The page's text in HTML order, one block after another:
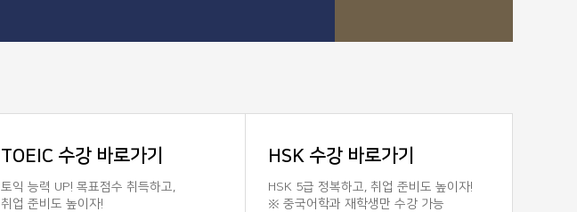
공고합니다. 유능한 인재들의 많은 지원 바랍니다.-
채용직렬 및 인원공업8급(일반기계)...
.□ 채용분야 및 인원 : 비행실...
TOEIC 수강 바로가기
토익 능력 UP! 목표점수 취득하고,
취업 준비도 높이자!
HSK 수강 바로가기
HSK 5급 정복하고, 취업 준비도 높이자!
※ 중국어학과 재학생만 수강 가능